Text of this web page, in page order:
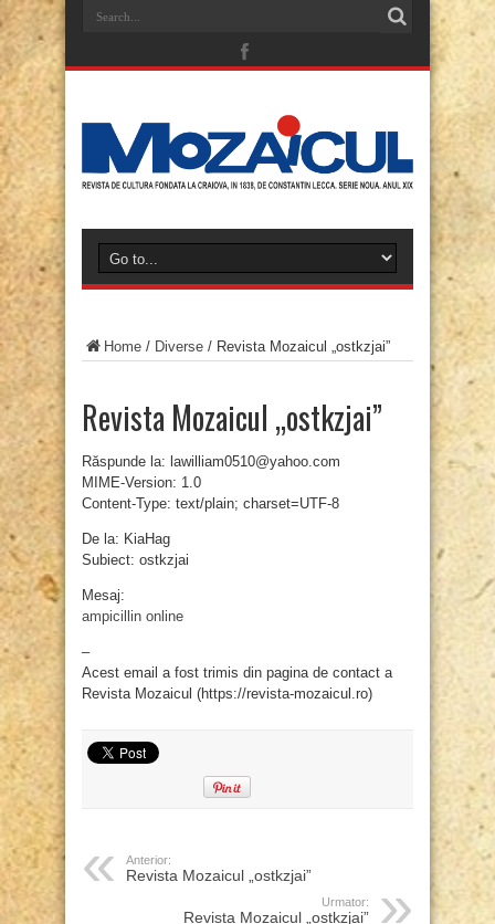
Home / Diverse / Revista Mozaicul „ostkzjai”
Revista Mozaicul „ostkzjai”
Răspunde la: lawilliam0510@yahoo.com
MIME-Version: 1.0
Content-Type: text/plain; charset=UTF-8
De la: KiaHag
Subiect: ostkzjai
Mesaj:
ampicillin online
–
Acest email a fost trimis din pagina de contact a
Revista Mozaicul (https://revista-mozaicul.ro)
Anterior:
Revista Mozaicul „ostkzjai”
Urmator:
Revista Mozaicul „ostkzjai”